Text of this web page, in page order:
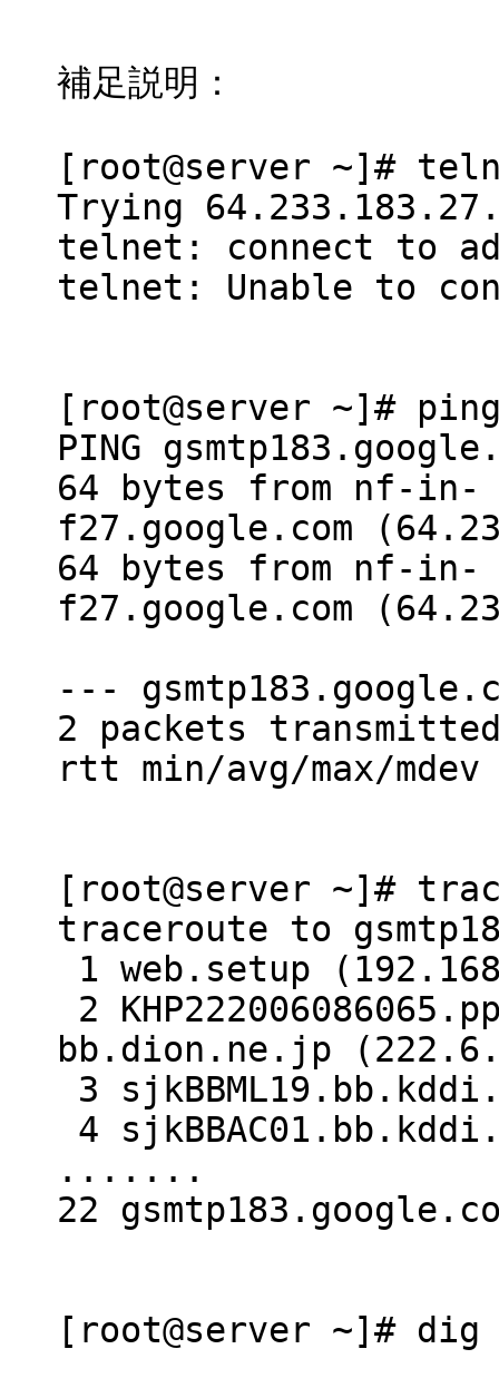
補足説明：
[root@server ~]#
Trying
telnet: connect to
telnet: Unable to
[root@server ~]#
PING
64 bytes from nf-in-
f27.google.com
64 bytes from nf-in-
f27.google.com
---
2 packets
rtt min/avg/max/
[root@server ~]#
traceroute to
1 web.setup
2
bb.dion.ne.jp
3
4
.......
22
[root@server ~]# dig